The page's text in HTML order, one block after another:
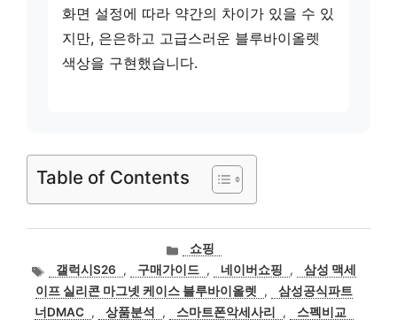
화면 설정에 따라 약간의 차이가 있을 수 있
지만, 은은하고 고급스러운 블루바이올렛
색상을 구현했습니다.
Table of Contents
카
테
고
리
쇼핑
태
그
갤럭시S26 , 구매가이드 , 네이버쇼핑 ,
삼성 맥세
이프 실리콘 마그넷 케이스 블루바이올렛
,
삼성공식파트
너DMAC , 상품분석 , 스마트폰악세사리 ,
스펙비교